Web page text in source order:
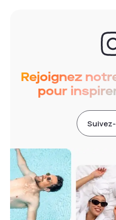
Rejoignez
pour